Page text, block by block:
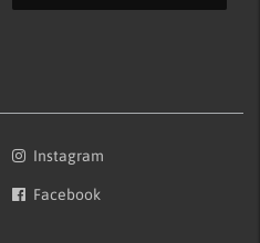
Instagram
Facebook